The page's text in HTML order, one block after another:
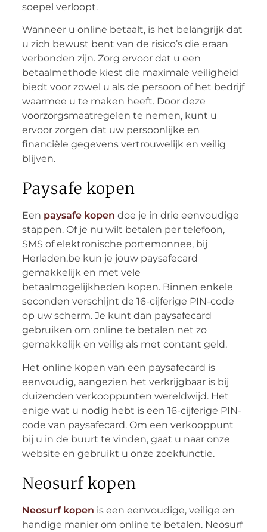
soepel verloopt.
Wanneer u online betaalt, is het belangrijk dat
u zich bewust bent van de risico’s die eraan
verbonden zijn. Zorg ervoor dat u een
betaalmethode kiest die maximale veiligheid
biedt voor zowel u als de persoon of het bedrijf
waarmee u te maken heeft. Door deze
voorzorgsmaatregelen te nemen, kunt u
ervoor zorgen dat uw persoonlijke en
financiële gegevens vertrouwelijk en veilig
blijven.
Paysafe kopen
Een paysafe kopen doe je in drie eenvoudige
stappen. Of je nu wilt betalen per telefoon,
SMS of elektronische portemonnee, bij
Herladen.be kun je jouw paysafecard
gemakkelijk en met vele
betaalmogelijkheden kopen. Binnen enkele
seconden verschijnt de 16-cijferige PIN-code
op uw scherm. Je kunt dan paysafecard
gebruiken om online te betalen net zo
gemakkelijk en veilig als met contant geld.
Het online kopen van een paysafecard is
eenvoudig, aangezien het verkrijgbaar is bij
duizenden verkooppunten wereldwijd. Het
enige wat u nodig hebt is een 16-cijferige PIN-
code van paysafecard. Om een verkooppunt
bij u in de buurt te vinden, gaat u naar onze
website en gebruikt u onze zoekfunctie.
Neosurf kopen
Neosurf kopen is een eenvoudige, veilige en
handige manier om online te betalen. Neosurf